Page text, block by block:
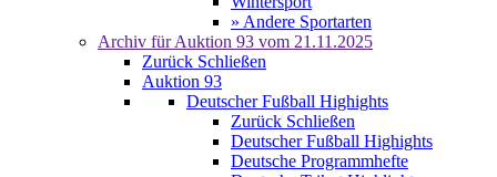
» Andere Sportarten
Archiv für Auktion 93 vom 21.11.2025
Zurück Schließen
Auktion 93
Deutscher Fußball Highights
Zurück Schließen
Deutscher Fußball Highights
Deutsche Programmhefte